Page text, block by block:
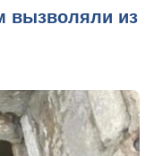
вызволяли из